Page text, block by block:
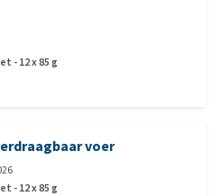
- 12 x 85 g
voer
- 12 x 85 g